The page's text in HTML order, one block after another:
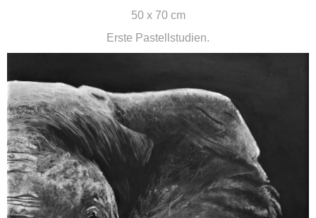
50 x 70 cm
Erste Pastellstudien.